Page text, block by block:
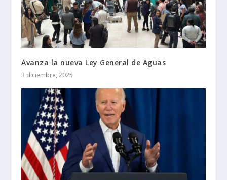
Avanza la nueva Ley General de Aguas
3 diciembre, 2025